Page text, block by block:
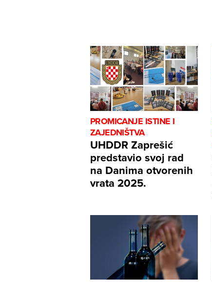
PROMICANJE ISTINE I
ZAJEDNIŠTVA
UHDDR Zaprešić
predstavio svoj rad
na Danima otvorenih
vrata 2025.